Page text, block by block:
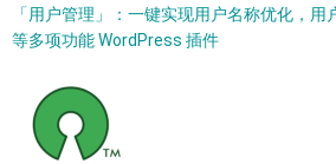
「用户管理」：一键实现用户名称优化，
等多项功能 WordPress 插件